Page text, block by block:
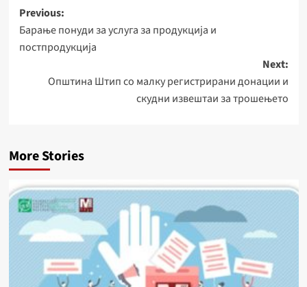
Post
navigation
Previous:
Барање понуди за услуга за продукција и
постпродукција
Next:
Општина Штип со малку регистрирани донации и
скудни извештаи за трошењето
More Stories